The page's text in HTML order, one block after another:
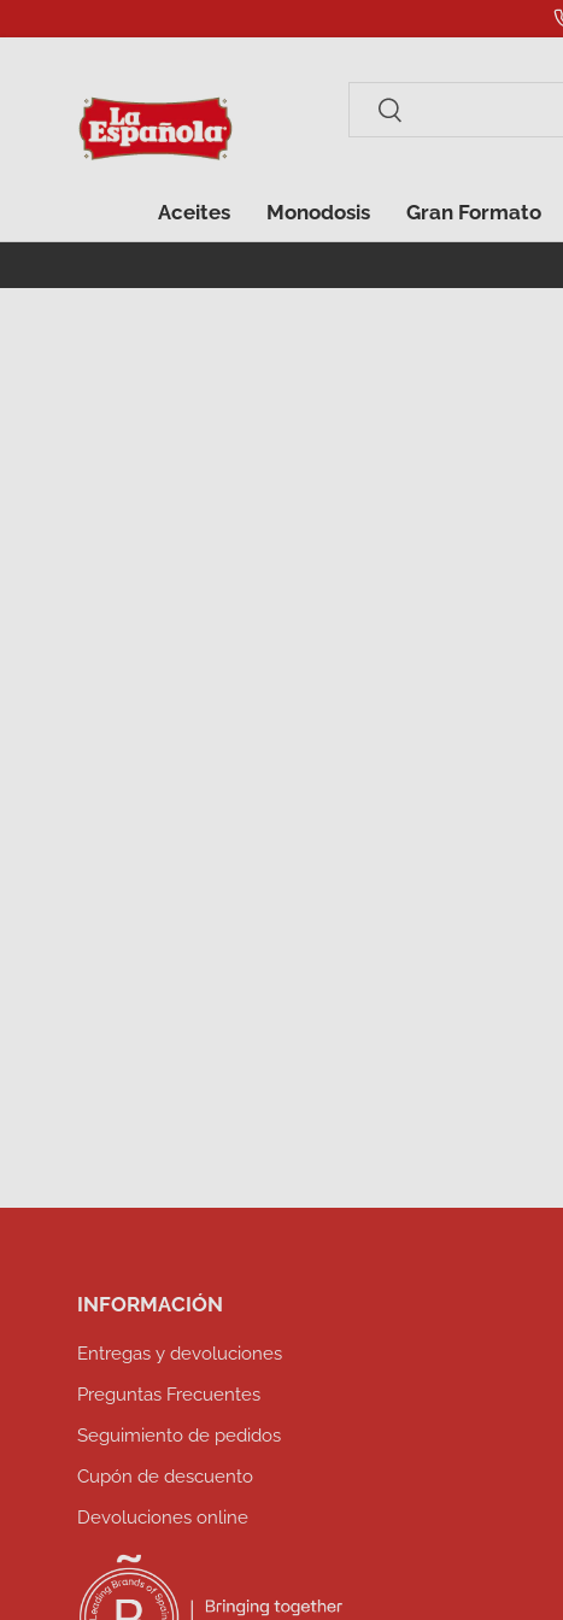
Ir al contenido
Buscar
Buscar
Aceites Monodosis Gran Formato
INFORMACIÓN
Entregas y devoluciones
Preguntas Frecuentes
Seguimiento de pedidos
Cupón de descuento
Devoluciones online